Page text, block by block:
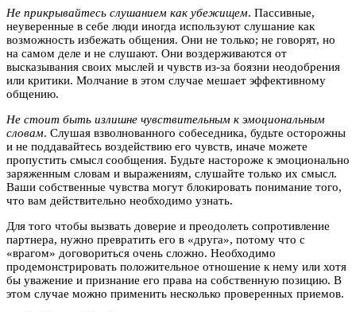
Не прикрывайтесь слушанием как убежищем. Пассивные,
неуверенные в себе люди иногда используют слушание как
возможность избежать общения. Они не только; не говорят, но
на самом деле и не слушают. Они воздерживаются от
высказывания своих мыслей и чувств из-за боязни неодобрения
или критики. Молчание в этом случае мешает эффективному
общению.
Не стоит быть излишне чувствительным к эмоциональным
словам. Слушая взволнованного собеседника, будьте осторожны
и не поддавайтесь воздействию его чувств, иначе можете
пропустить смысл сообщения. Будьте настороже к эмоционально
заряженным словам и выражениям, слушайте только их смысл.
Ваши собственные чувства могут блокировать понимание того,
что вам действительно необходимо узнать.
Для того чтобы вызвать доверие и преодолеть сопротивление
партнера, нужно превратить его в «друга», потому что с
«врагом» договориться очень сложно. Необходимо
продемонстрировать положительное отношение к нему или хотя
бы уважение и признание его права на собственную позицию. В
этом случае можно применить несколько проверенных приемов.